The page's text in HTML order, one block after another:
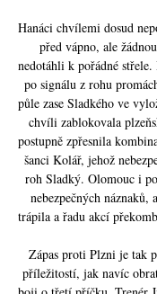
Hanáci chvílemi dosud
před vápno, ale
nedotáhli k pořádné
po signálu z rohu
půle zase Sladkého ve
chvíli zablokovala
postupně zpřesnila
šanci Kolář, jehož
roh Sladký. Olomouc i
nebezpečných
trápila a řadu akcí
Zápas proti Plzni je tak
příležitostí, jak navíc